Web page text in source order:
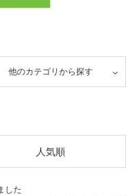
他のカテゴリから探す
人気順
した